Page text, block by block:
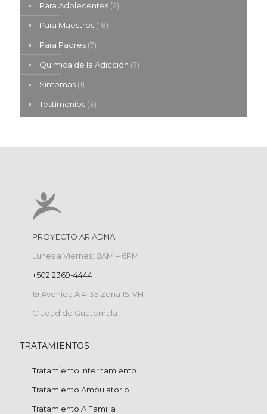
Para Adolecentes (2)
Para Maestros (18)
Para Padres (7)
Química de la Adicción (7)
Síntomas (1)
Testimonios (3)
PROYECTO ARIADNA
Lunes a Viernes: 8AM – 6PM
+502 2369-4444
19 Avenida A 4-35 Zona 15. VH1.
Ciudad de Guatemala
TRATAMIENTOS
Tratamiento Internamiento
Tratamiento Ambulatorio
Tratamiento A Familia